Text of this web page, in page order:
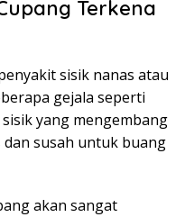
Terkena
sisik nanas atau
gejala seperti
yang mengembang
susah untuk buang
akan sangat